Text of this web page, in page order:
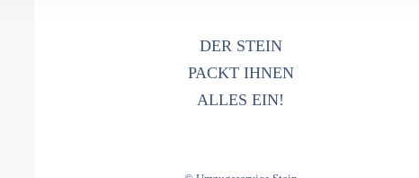
DER STEIN
PACKT IHNEN
ALLES EIN!